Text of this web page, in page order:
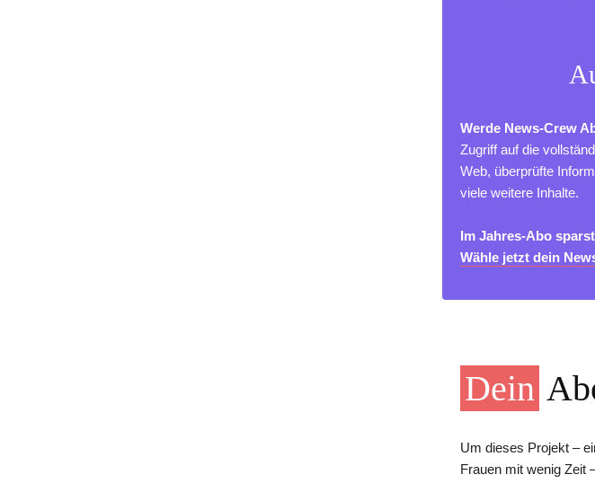
Werde News-Crew
Zugriff auf die
Web, überprüfte
viele weitere Inhalte.
Im Jahres-Abo
Wähle jetzt dein
Dein
Um dieses Projekt –
Frauen mit wenig Zeit